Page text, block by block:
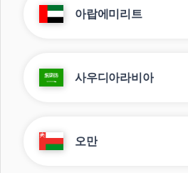
아랍에미리트
사우디아라비아
오만